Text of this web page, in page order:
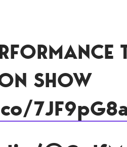
SHOW